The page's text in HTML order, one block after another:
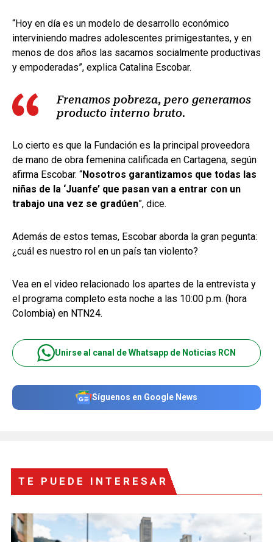
“Hoy en día es un modelo de desarrollo económico
interviniendo madres adolescentes primigestantes, y en
menos de dos años las sacamos socialmente productivas
y empoderadas”, explica Catalina Escobar.
Frenamos pobreza, pero generamos
producto interno bruto.
Lo cierto es que la Fundación es la principal proveedora
de mano de obra femenina calificada en Cartagena, según
afirma Escobar. “Nosotros garantizamos que todas las
niñas de la ‘Juanfe’ que pasan van a entrar con un
trabajo una vez se gradúen”, dice.
Además de estos temas, Escobar aborda la gran pegunta:
¿cuál es nuestro rol en un país tan violento?
Vea en el video relacionado los apartes de la entrevista y
el programa completo esta noche a las 10:00 p.m. (hora
Colombia) en NTN24.
Unirse al canal de Whatsapp de Noticias RCN
Síguenos en Google News
TE PUEDE INTERESAR